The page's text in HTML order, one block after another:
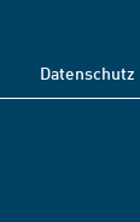
Datenschutz